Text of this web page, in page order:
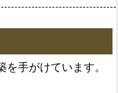
手がけています。